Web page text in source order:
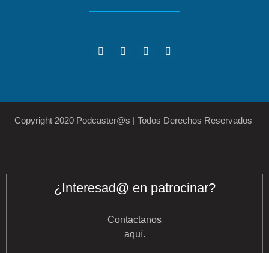
Copyright 2020 Podcaster@s | Todos Derechos Reservados
¿Interesad@ en patrocinar?
Contactanos
aquí.